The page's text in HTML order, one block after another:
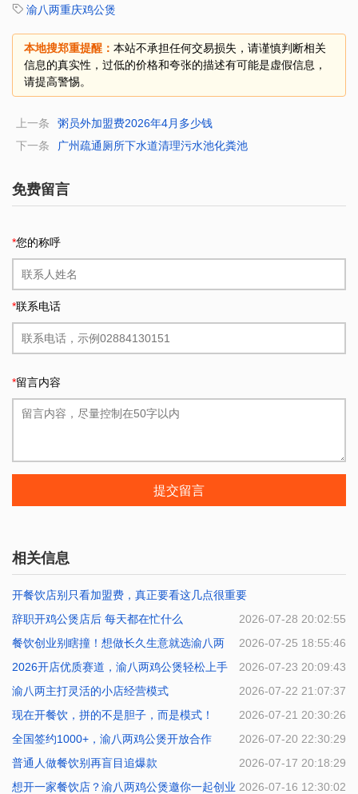
渝八两重庆鸡公煲
本地搜郑重提醒： 本站不承担任何交易损失，请谨慎判断相关
信息的真实性，过低的价格和夸张的描述有可能是虚假信息，
请提高警惕。
上一条
粥员外加盟费2026年4月多少钱
下一条
广州疏通厕所下水道清理污水池化粪池
免费留言
*您的称呼
*联系电话
*留言内容
提交留言
相关信息
开餐饮店别只看加盟费，真正要看这几点很重要
2026-07-29 22:23:14
辞职开鸡公煲店后 每天都在忙什么
2026-07-28 20:02:55
餐饮创业别瞎撞！想做长久生意就选渝八两
2026-07-25 18:55:46
2026开店优质赛道，渝八两鸡公煲轻松上手
2026-07-23 20:09:43
渝八两主打灵活的小店经营模式
2026-07-22 21:07:37
现在开餐饮，拼的不是胆子，而是模式！
2026-07-21 20:30:26
全国签约1000+，渝八两鸡公煲开放合作
2026-07-20 22:30:29
普通人做餐饮别再盲目追爆款
2026-07-17 20:18:29
想开一家餐饮店？渝八两鸡公煲邀你一起创业 2026-07-16 12:30:02